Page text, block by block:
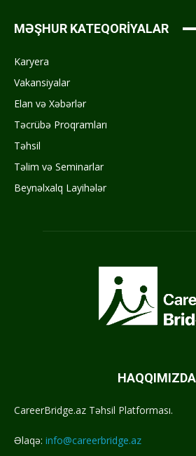
MƏŞHUR KATEQORİYALAR
Karyera
Vakansiyalar
Elan və Xəbərlər
Təcrübə Proqramları
Təhsil
Təlim və Seminarlar
Beynəlxalq Layihələr
HAQQIMIZDA
CareerBridge.az Təhsil Platforması.
Əlaqə: info@careerbridge.az